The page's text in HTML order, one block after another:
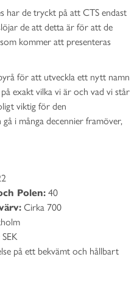
har de tryckt på att CTS endast
de att detta är för att de
kommer att presenteras
för att utveckla ett nytt namn
exakt vilka vi är och vad vi står
viktig för den
i många decennier framöver,
Polen:40
Cirka 700
på ett bekvämt och hållbart